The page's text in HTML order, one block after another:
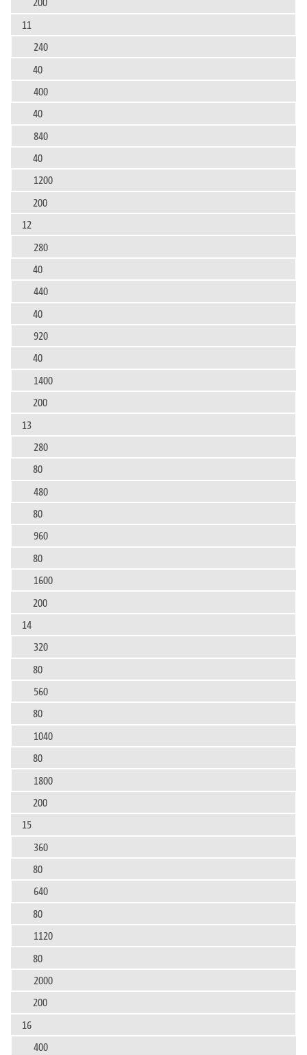
11
240
40
400
40
840
40
1200
200
12
280
40
440
40
920
40
1400
200
13
280
80
480
80
960
80
1600
200
14
320
80
560
80
1040
80
1800
200
15
360
80
640
80
1120
80
2000
200
16
400